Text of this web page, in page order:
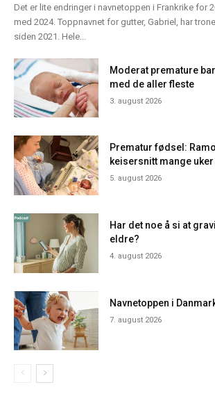
Det er lite endringer i navnetoppen i Frankrike for
med 2024. Toppnavnet for gutter, Gabriel, har
siden 2021. Hele...
Moderat premature
med de aller fleste
3. august 2026
Prematur fødsel:
keisersnitt mange
5. august 2026
Har det noe å si at
eldre?
4. august 2026
Navnetoppen i
7. august 2026